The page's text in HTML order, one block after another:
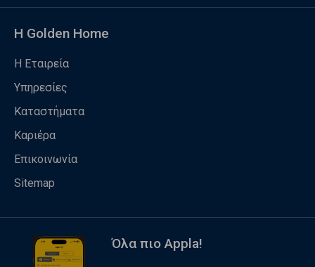
Η Golden Home
Η Εταιρεία
Υπηρεσίες
Καταστήματα
Καριέρα
Επικοινωνία
Sitemap
Όλα πιο Appla!